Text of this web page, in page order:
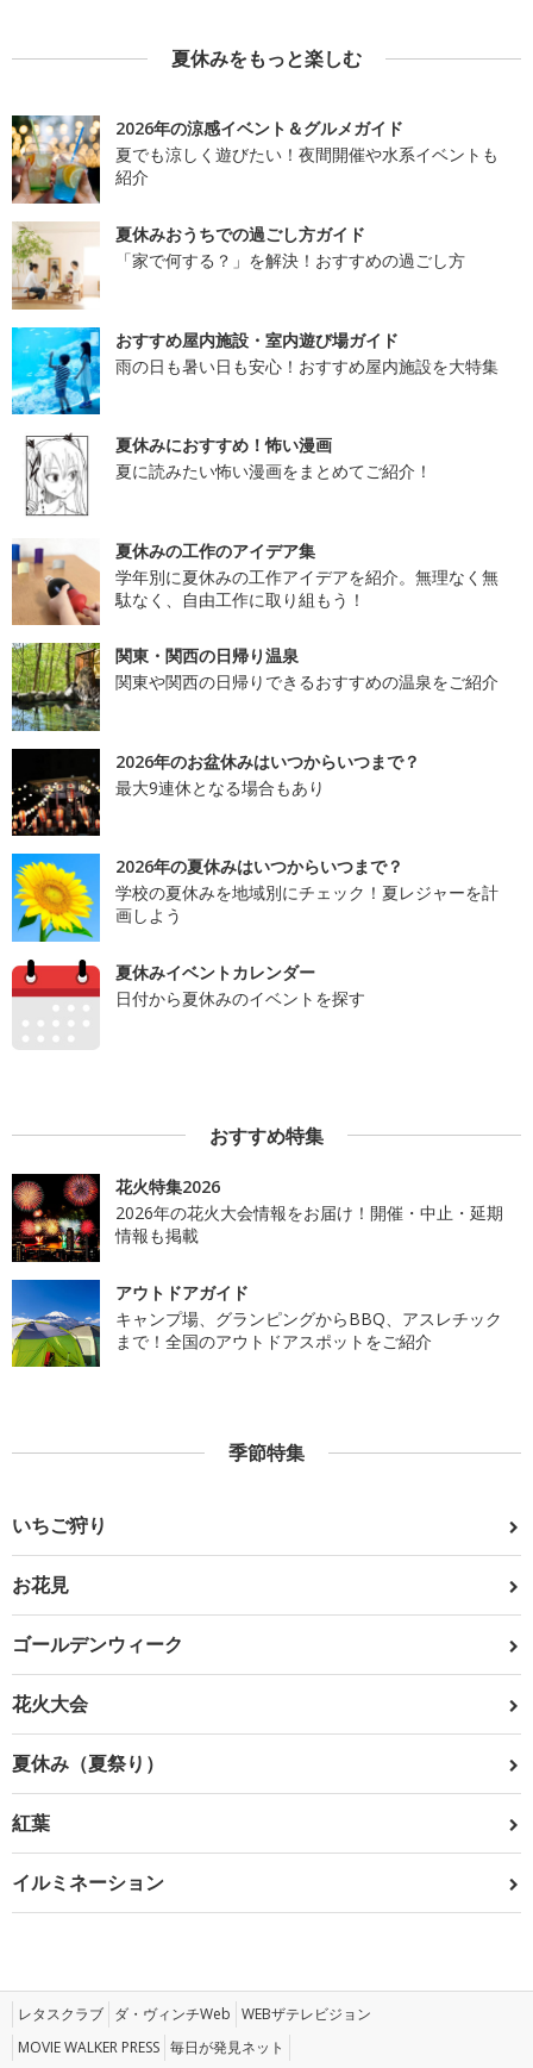
夏休みをもっと楽しむ
2026年の涼感イベント＆グルメガイド
夏でも涼しく遊びたい！夜間開催や水系イベントも
紹介
夏休みおうちでの過ごし方ガイド
「家で何する？」を解決！おすすめの過ごし方
おすすめ屋内施設・室内遊び場ガイド
雨の日も暑い日も安心！おすすめ屋内施設を大特集
夏休みにおすすめ！怖い漫画
夏に読みたい怖い漫画をまとめてご紹介！
夏休みの工作のアイデア集
学年別に夏休みの工作アイデアを紹介。無理なく無
駄なく、自由工作に取り組もう！
関東・関西の日帰り温泉
関東や関西の日帰りできるおすすめの温泉をご紹介
2026年のお盆休みはいつからいつまで？
最大9連休となる場合もあり
2026年の夏休みはいつからいつまで？
学校の夏休みを地域別にチェック！夏レジャーを計
画しよう
夏休みイベントカレンダー
日付から夏休みのイベントを探す
おすすめ特集
花火特集2026
2026年の花火大会情報をお届け！開催・中止・延期
情報も掲載
アウトドアガイド
キャンプ場、グランピングからBBQ、アスレチック
まで！全国のアウトドアスポットをご紹介
季節特集
いちご狩り
お花見
ゴールデンウィーク
花火大会
夏休み（夏祭り）
紅葉
イルミネーション
レタスクラブ ダ・ヴィンチWeb WEBザテレビジョン
MOVIE WALKER PRESS 毎日が発見ネット